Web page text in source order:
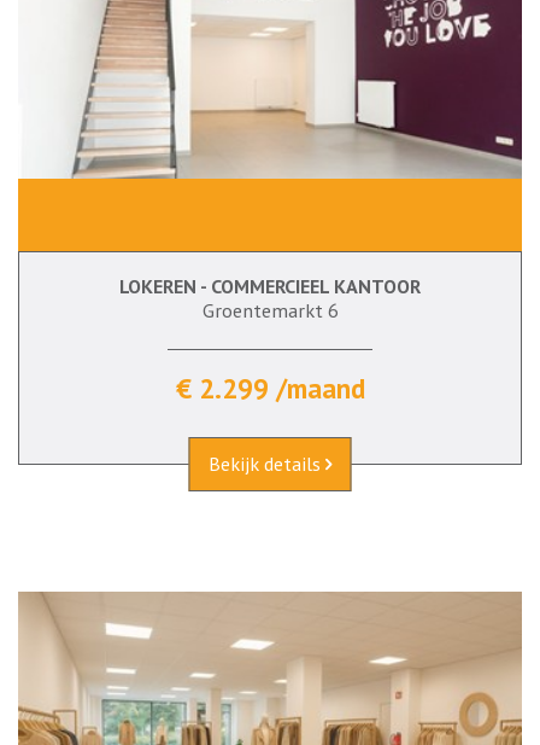
LOKEREN - COMMERCIEEL KANTOOR
Groentemarkt 6
€ 2.299 /maand
Bekijk details